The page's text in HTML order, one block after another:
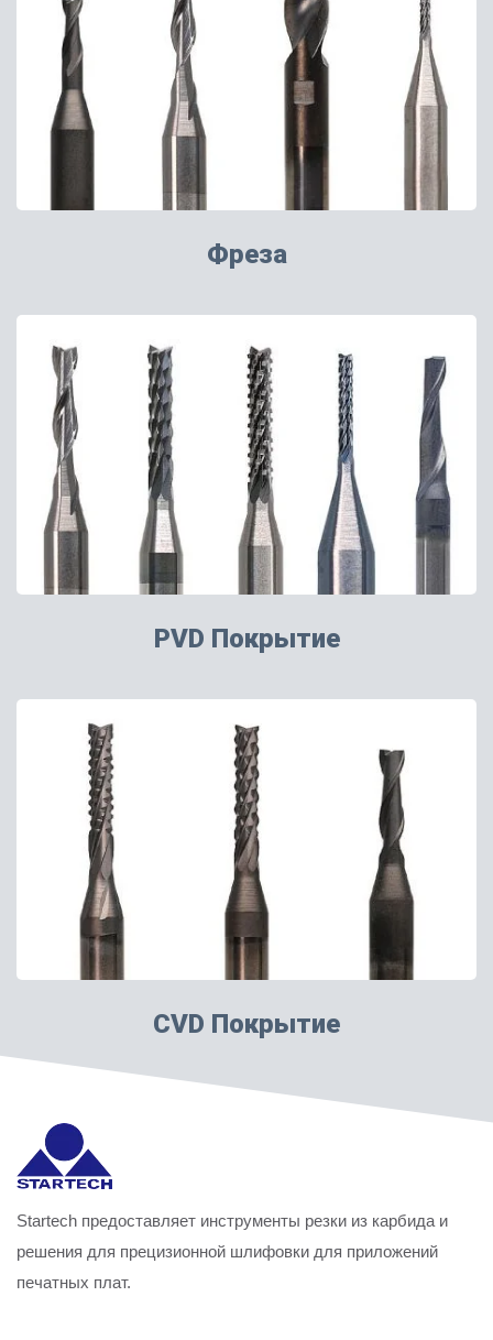
Фреза
PVD Покрытие
CVD Покрытие
Startech предоставляет инструменты резки из карбида и
решения для прецизионной шлифовки для приложений
печатных плат.